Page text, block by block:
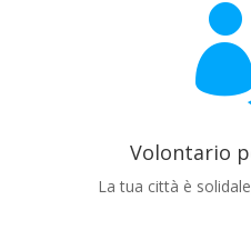
Volontario
La tua città è